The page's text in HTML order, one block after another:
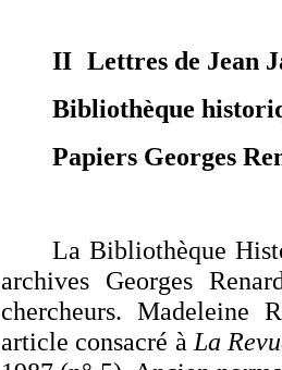
II Lettres de Jean
Bibliothèque
Papiers Georges
La Bibliothèque
archives Georges
chercheurs. Madeleine
article consacré à La